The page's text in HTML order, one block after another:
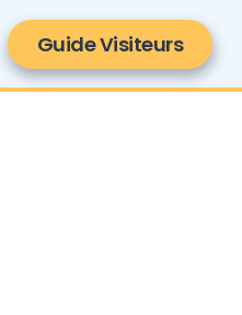
Guide Visiteurs